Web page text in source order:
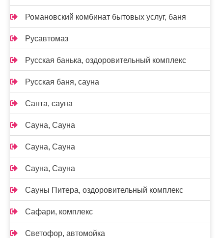
Романовский комбинат бытовых услуг, баня
Русавтомаз
Русская банька, оздоровительный комплекс
Русская баня, сауна
Санта, сауна
Сауна, Сауна
Сауна, Сауна
Сауна, Сауна
Сауны Питера, оздоровительный комплекс
Сафари, комплекс
Светофор, автомойка